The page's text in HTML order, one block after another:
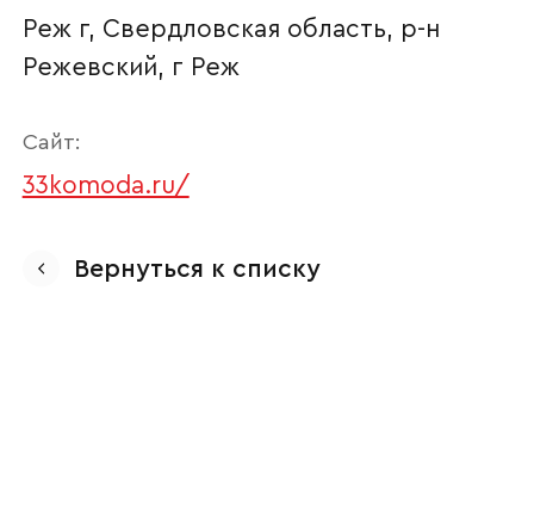
Реж г, Свердловская область, р-н
Режевский, г Реж
Сайт:
33komoda.ru/
Вернуться к списку